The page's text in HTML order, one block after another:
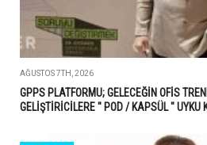
AĞUSTOS 7TH, 2026
GPPS PLATFORMU; GELECEĞİN OFİS
GELİŞTİRİCİLERE " POD / KAPSÜL " UYKU